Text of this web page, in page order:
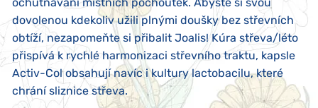
dovolenou kdekoliv užili plnými doušky bez střevních
obtíží, nezapomeňte si přibalit Joalis! Kúra střeva/léto
přispívá k rychlé harmonizaci střevního traktu, kapsle
Activ-Col obsahují navíc i kultury lactobacilu, které
chrání sliznice střeva.